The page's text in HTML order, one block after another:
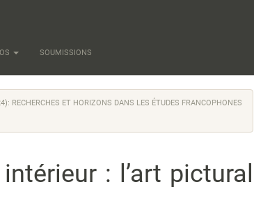
SOUMISSIONS
RECHERCHES ET HORIZONS DANS LES ÉTUDES FRANCOPHONES
: l’art pictural